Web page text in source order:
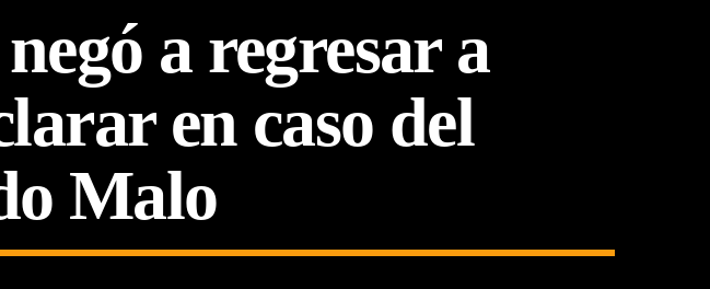
a regresar a
en caso del
Malo